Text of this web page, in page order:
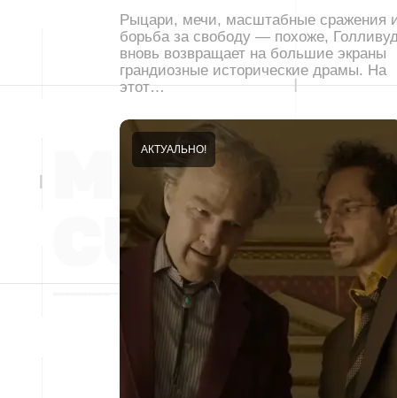
Рыцари, мечи, масштабные сражения
борьба за свободу — похоже,
вновь возвращает на большие экраны
грандиозные исторические драмы. На
этот…
АКТУАЛЬНО!